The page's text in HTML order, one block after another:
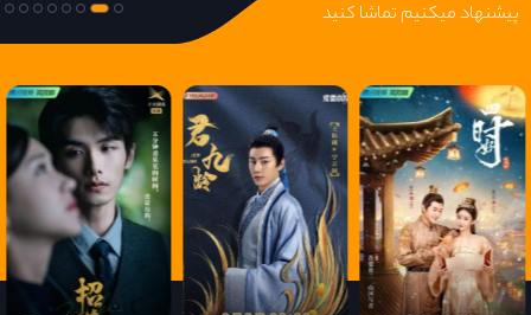
قسمت 14
قسمت 15
قسمت 16
قسمت 17
پیشنهاد میکنیم تماشا کنید